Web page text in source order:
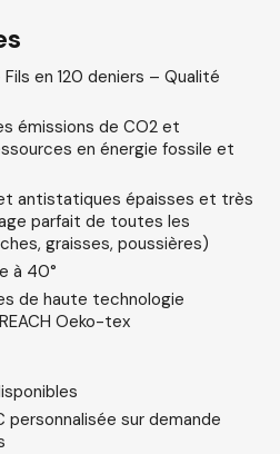
en 120 deniers – Qualité
émissions de CO2 et
en énergie fossile et
antistatiques épaisses et très
parfait de toutes les
graisses, poussières)
à 40°
de haute technologie
Oeko-tex
personnalisée sur demande